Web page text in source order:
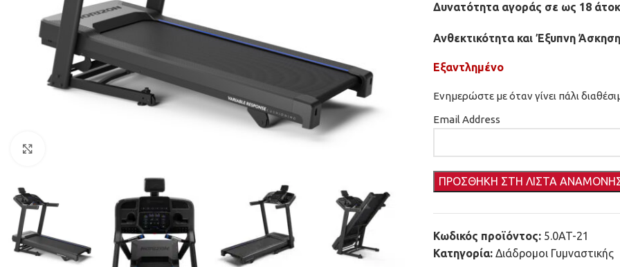
Δυνατότητα αγοράς σε ως 18
Ανθεκτικότητα και Έξυπνη
Εξαντλημένο
Ενημερώστε με όταν γίνει πάλι
Email Address
Κωδικός προϊόντος: 5.0AT-21
Κατηγορία: Διάδρομοι Γυμναστικής